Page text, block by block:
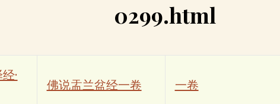
0299.html
·
佛说盂兰盆经一卷 一卷